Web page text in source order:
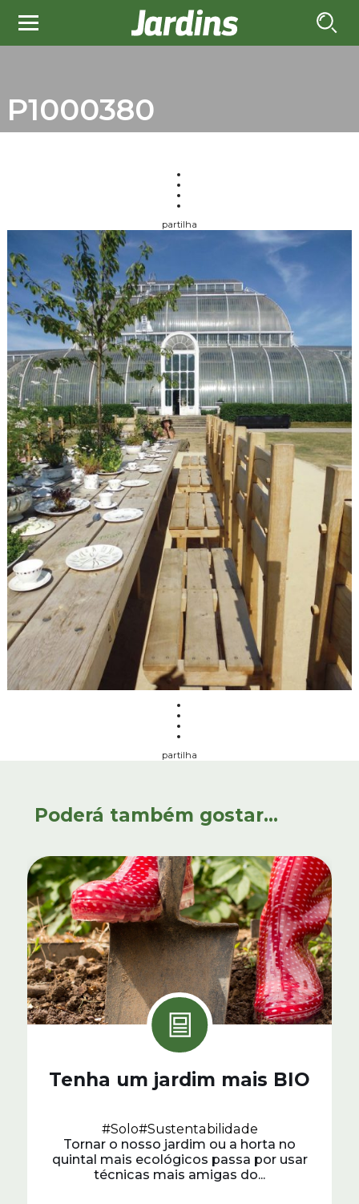
P1000380
partilha
partilha
Poderá também gostar...
Tenha um jardim mais BIO
#Solo#Sustentabilidade
Tornar o nosso jardim ou a horta no
quintal mais ecológicos passa por usar
técnicas mais amigas do...